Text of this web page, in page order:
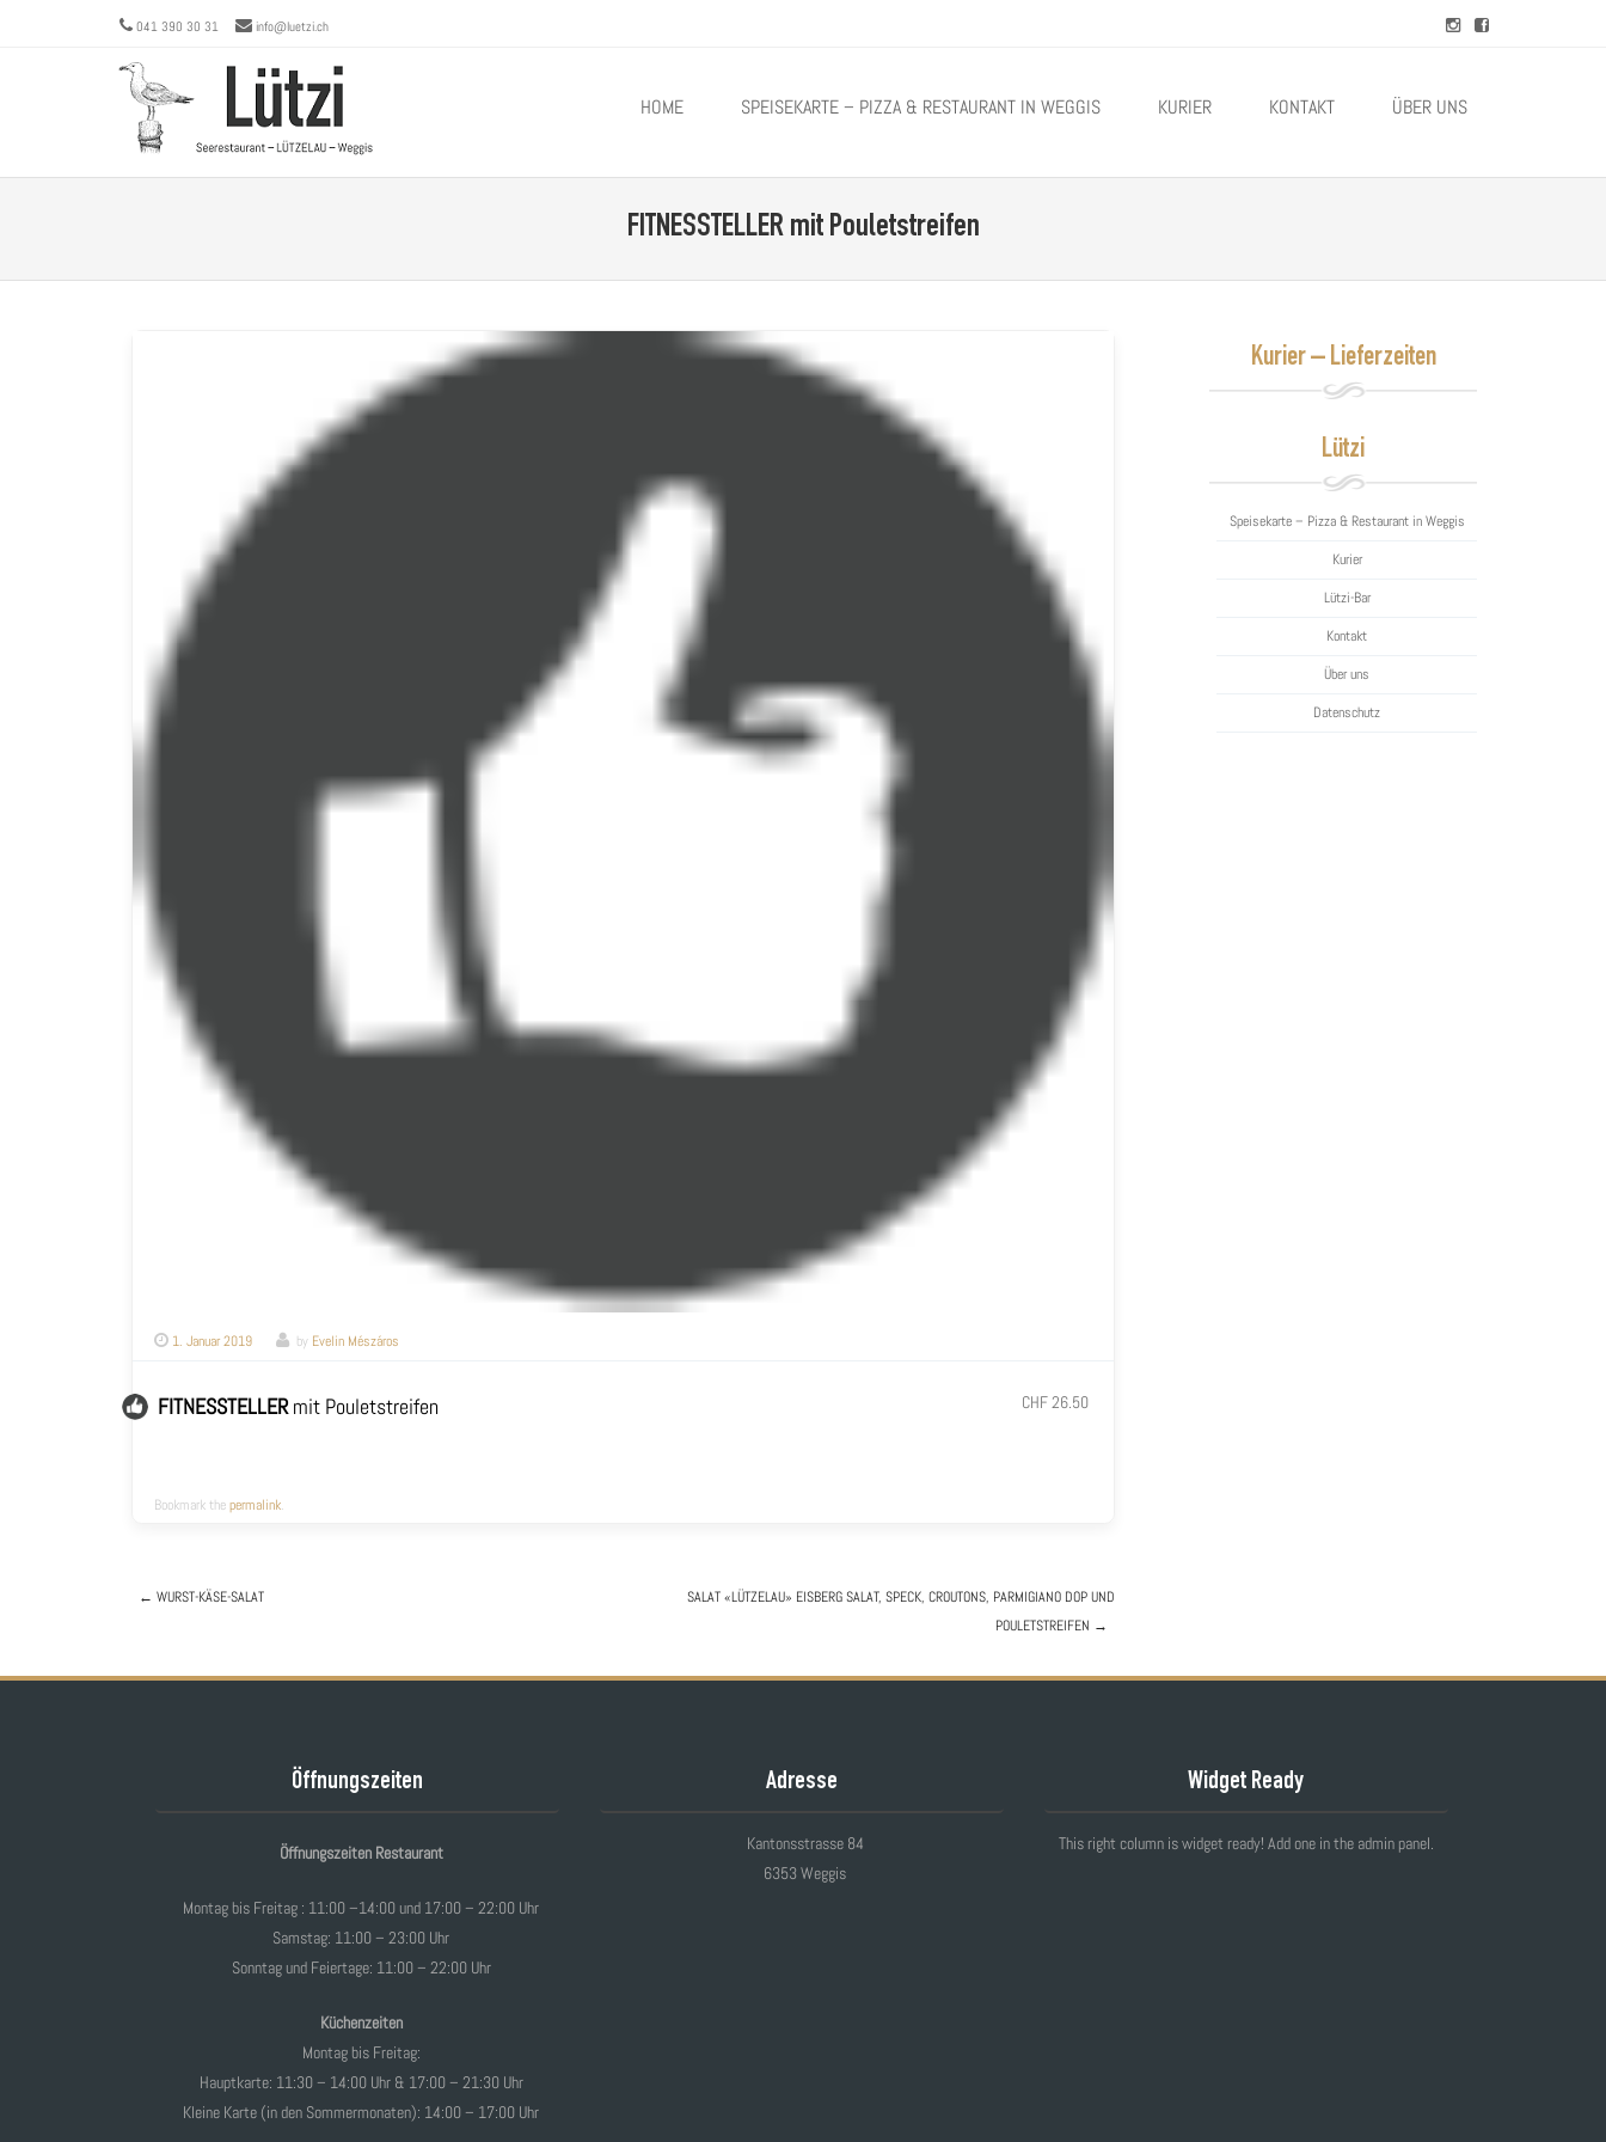
041 390 30 31 info@luetzi.ch
HOME SPEISEKARTE – PIZZA & RESTAURANT IN WEGGIS KURIER KONTAKT ÜBER UNS
FITNESSTELLER mit Pouletstreifen
1. Januar 2019 by Evelin Mészáros
FITNESSTELLERmit Pouletstreifen CHF 26.50
Bookmark thepermalink.
← WURST-KÄSE-SALAT SALAT «LÜTZELAU» EISBERG SALAT, SPECK, CROUTONS, PARMIGIANO DOP UND
POULETSTREIFEN →
Kurier – Lieferzeiten
Lützi
Speisekarte – Pizza & Restaurant in Weggis
Kurier
Lützi-Bar
Kontakt
Über uns
Datenschutz
Öffnungszeiten
Öffnungszeiten Restaurant
Montag bis Freitag : 11:00 –14:00 und 17:00 – 22:00 Uhr
Samstag: 11:00 – 23:00 Uhr
Sonntag und Feiertage: 11:00 – 22:00 Uhr
Küchenzeiten
Montag bis Freitag:
Hauptkarte: 11:30 – 14:00 Uhr & 17:00 – 21:30 Uhr
Kleine Karte (in den Sommermonaten): 14:00 – 17:00 Uhr
Adresse
Kantonsstrasse 84
6353 Weggis
Widget Ready
This right column is widget ready! Add one in the admin panel.